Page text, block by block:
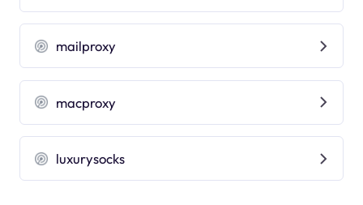
mailproxy
macproxy
luxurysocks